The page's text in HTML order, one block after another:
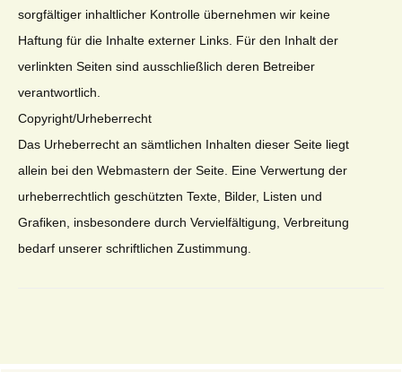
sorgfältiger inhaltlicher Kontrolle übernehmen wir keine
Haftung für die Inhalte externer Links. Für den Inhalt der
verlinkten Seiten sind ausschließlich deren Betreiber
verantwortlich.
Copyright/Urheberrecht
Das Urheberrecht an sämtlichen Inhalten dieser Seite liegt
allein bei den Webmastern der Seite. Eine Verwertung der
urheberrechtlich geschützten Texte, Bilder, Listen und
Grafiken, insbesondere durch Vervielfältigung, Verbreitung
bedarf unserer schriftlichen Zustimmung.